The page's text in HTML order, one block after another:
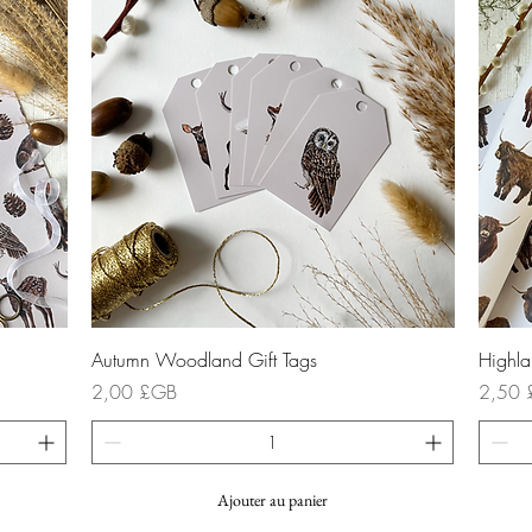
Aperçu rapide
Autumn Woodland Gift Tags
Prix
2,00 £GB
Ajouter au panier
Prix
2,50